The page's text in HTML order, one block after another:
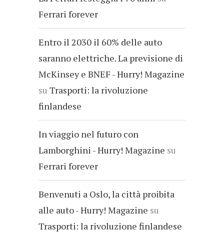
Ferrari forever
Entro il 2030 il 60% delle auto
saranno elettriche. La previsione di
McKinsey e BNEF - Hurry! Magazine
su Trasporti: la rivoluzione
finlandese
In viaggio nel futuro con
Lamborghini - Hurry! Magazine su
Ferrari forever
Benvenuti a Oslo, la città proibita
alle auto - Hurry! Magazine su
Trasporti: la rivoluzione finlandese